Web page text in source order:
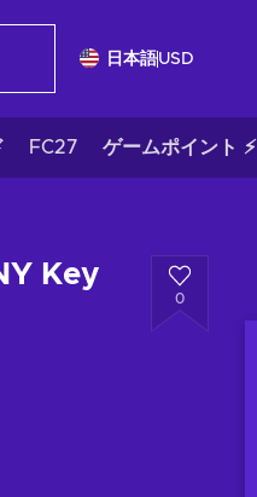
日本語USD
FC27 ゲームポイント ⚡
Key
0